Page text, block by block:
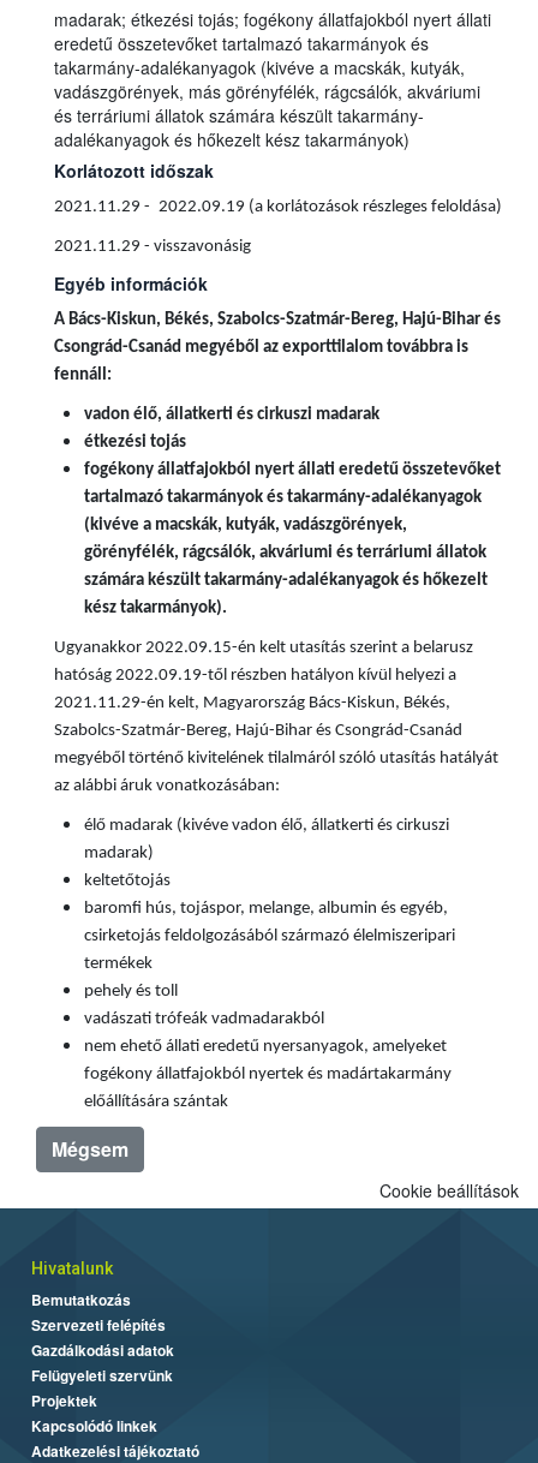
madarak; étkezési tojás; fogékony állatfajokból nyert állati
eredetű összetevőket tartalmazó takarmányok és
takarmány-adalékanyagok (kivéve a macskák, kutyák,
vadászgörények, más görényfélék, rágcsálók, akváriumi
és terráriumi állatok számára készült takarmány-
adalékanyagok és hőkezelt kész takarmányok)
Korlátozott időszak
2021.11.29 - 2022.09.19 (a korlátozások részleges feloldása)
2021.11.29 - visszavonásig
Egyéb információk
A Bács-Kiskun, Békés, Szabolcs-Szatmár-Bereg, Hajú-Bihar és
Csongrád-Csanád megyéből az exporttilalom továbbra is
fennáll:
vadon élő, állatkerti és cirkuszi madarak
étkezési tojás
fogékony állatfajokból nyert állati eredetű összetevőket
tartalmazó takarmányok és takarmány-adalékanyagok
(kivéve a macskák, kutyák, vadászgörények,
görényfélék, rágcsálók, akváriumi és terráriumi állatok
számára készült takarmány-adalékanyagok és hőkezelt
kész takarmányok).
Ugyanakkor 2022.09.15-én kelt utasítás szerint a belarusz
hatóság 2022.09.19-től részben hatályon kívül helyezi a
2021.11.29-én kelt, Magyarország Bács-Kiskun, Békés,
Szabolcs-Szatmár-Bereg, Hajú-Bihar és Csongrád-Csanád
megyéből történő kivitelének tilalmáról szóló utasítás hatályát
az alábbi áruk vonatkozásában:
élő madarak (kivéve vadon élő, állatkerti és cirkuszi
madarak)
keltetőtojás
baromfi hús, tojáspor, melange, albumin és egyéb,
csirketojás feldolgozásából származó élelmiszeripari
termékek
pehely és toll
vadászati trófeák vadmadarakból
nem ehető állati eredetű nyersanyagok, amelyeket
fogékony állatfajokból nyertek és madártakarmány
előállítására szántak
Mégsem
Cookie beállítások
Hivatalunk
Bemutatkozás
Szervezeti felépítés
Gazdálkodási adatok
Felügyeleti szervünk
Projektek
Kapcsolódó linkek
Adatkezelési tájékoztató